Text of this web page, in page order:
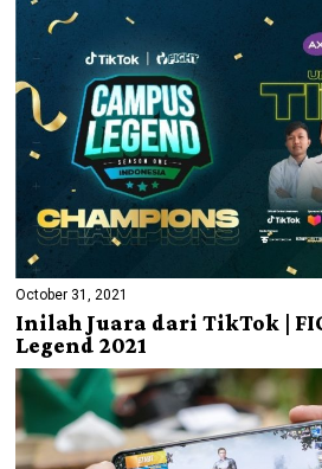
October 31, 2021
Inilah Juara dari TikTok |
Legend 2021